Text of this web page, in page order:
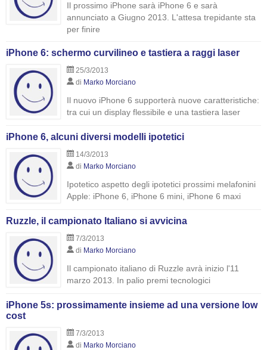
Il prossimo iPhone sarà iPhone 6 e sarà
annunciato a Giugno 2013. L'attesa trepidante sta
per finire
iPhone 6: schermo curvilineo e tastiera a raggi laser
25/3/2013
di Marko Morciano
Il nuovo iPhone 6 supporterà nuove caratteristiche:
tra cui un display flessibile e una tastiera laser
iPhone 6, alcuni diversi modelli ipotetici
14/3/2013
di Marko Morciano
Ipotetico aspetto degli ipotetici prossimi melafonini
Apple: iPhone 6, iPhone 6 mini, iPhone 6 maxi
Ruzzle, il campionato Italiano si avvicina
7/3/2013
di Marko Morciano
Il campionato italiano di Ruzzle avrà inizio l'11
marzo 2013. In palio premi tecnologici
iPhone 5s: prossimamente insieme ad una versione low
cost
7/3/2013
di Marko Morciano